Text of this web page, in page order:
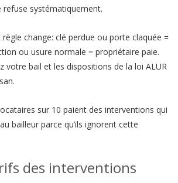
refuse systématiquement.
change: clé perdue ou porte claquée =
ou usure normale = propriétaire paie.
votre bail et les dispositions de la loi ALUR
sur 10 paient des interventions qui
bailleur parce qu’ils ignorent cette
des interventions